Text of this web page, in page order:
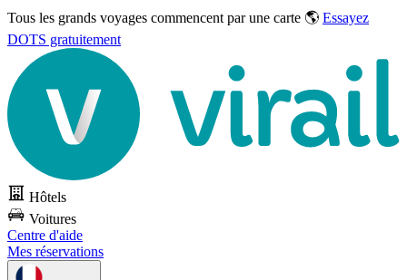
Tous les grands voyages commencent par une carte 🌎 Essayez
DOTS gratuitement
Hôtels
Voitures
Centre d'aide
Mes réservations